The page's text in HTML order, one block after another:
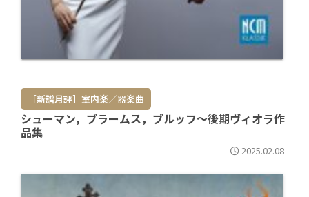
［新譜月評］室内楽／器楽曲
シューマン，ブラームス，ブルッフ～後期ヴィオラ作
品集
2025.02.08